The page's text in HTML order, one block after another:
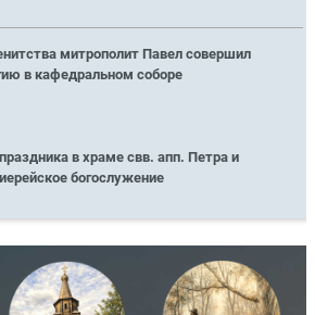
митрополит Павел совершил
в кафедральном соборе
в храме свв. апп. Петра и
богослужение